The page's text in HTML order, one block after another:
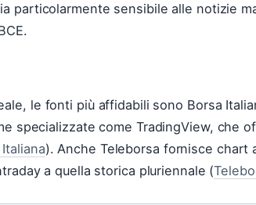
particolarmente sensibile alle notizie
le fonti più affidabili sono Borsa
specializzate come TradingView, che
). Anche Teleborsa fornisce chart
a quella storica pluriennale (